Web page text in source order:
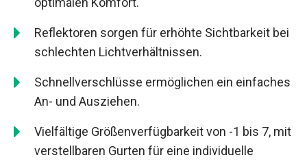
Reflektoren sorgen für erhöhte Sichtbarkeit bei
schlechten Lichtverhältnissen.
Schnellverschlüsse ermöglichen ein einfaches
An- und Ausziehen.
Vielfältige Größenverfügbarkeit von -1 bis 7, mit
verstellbaren Gurten für eine individuelle